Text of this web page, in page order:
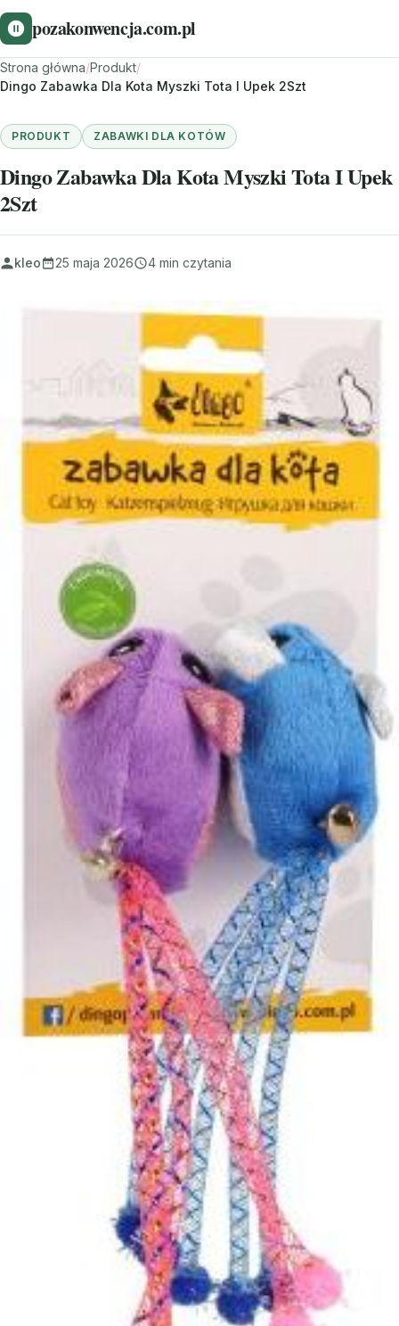
pozakonwencja.com.pl
Strona główna/Produkt/
Dingo Zabawka Dla Kota Myszki Tota I Upek 2Szt
PRODUKT ZABAWKI DLA KOTÓW
Dingo Zabawka Dla Kota Myszki Tota I Upek
2Szt
kleo 25 maja 2026 4 min czytania